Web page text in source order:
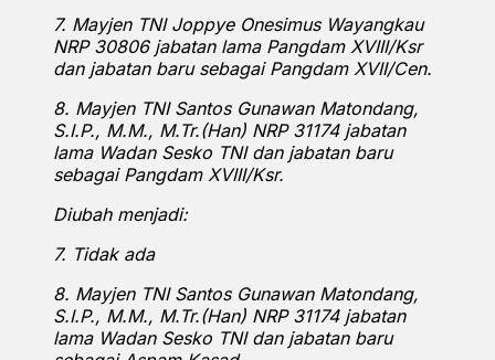
7. Mayjen TNI Joppye Onesimus Wayangkau
NRP 30806 jabatan lama Pangdam XVIII/Ksr
dan jabatan baru sebagai Pangdam XVII/Cen.
8. Mayjen TNI Santos Gunawan Matondang,
S.I.P., M.M., M.Tr.(Han) NRP 31174 jabatan
lama Wadan Sesko TNI dan jabatan baru
sebagai Pangdam XVIII/Ksr.
Diubah menjadi:
7. Tidak ada
8. Mayjen TNI Santos Gunawan Matondang,
S.I.P., M.M., M.Tr.(Han) NRP 31174 jabatan
lama Wadan Sesko TNI dan jabatan baru